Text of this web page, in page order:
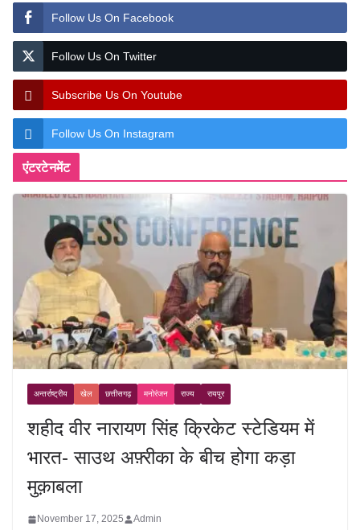
Follow Us On Facebook
Follow Us On Twitter
Subscribe Us On Youtube
Follow Us On Instagram
एंटरटेनमेंट
अन्तर्राष्ट्रीय खेल छत्तीसगढ़ मनोरंजन राज्य रायपुर
शहीद वीर नारायण सिंह क्रिकेट स्टेडियम में
भारत- साउथ अफ़्रीका के बीच होगा कड़ा
मुक़ाबला
November 17, 2025 Admin